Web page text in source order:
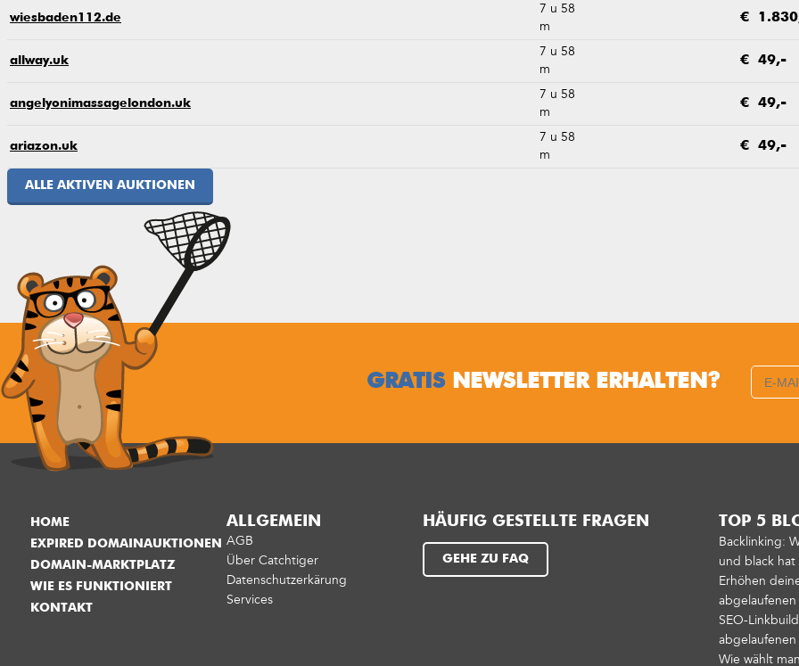
wiesbaden112.de
7 u 58
m
€
allway.uk
7 u 58
m
€ 49,-
angelyonimassagelondon.uk
7 u 58
m
€ 49,-
ariazon.uk
7 u 58
m
€ 49,-
ALLE AKTIVEN AUKTIONEN
GRATIS NEWSLETTER ERHALTEN?
HOME
EXPIRED DOMAINAUKTIONEN
DOMAIN-MARKTPLATZ
WIE ES FUNKTIONIERT
KONTAKT
ALLGEMEIN
AGB
Über Catchtiger
Datenschutzerkärung
Services
HÄUFIG GESTELLTE FRAGEN
GEHE ZU FAQ
TOP 5
Backlinking:
und black
Erhöhen
abgelaufenen
SEO-
abgelaufenen
Wie wählt